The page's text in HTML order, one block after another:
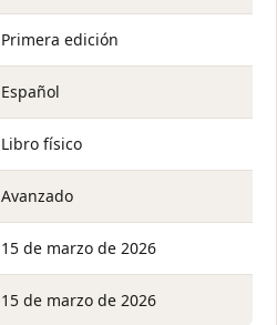
Primera edición
Español
Libro físico
Avanzado
15 de marzo de 2026
15 de marzo de 2026